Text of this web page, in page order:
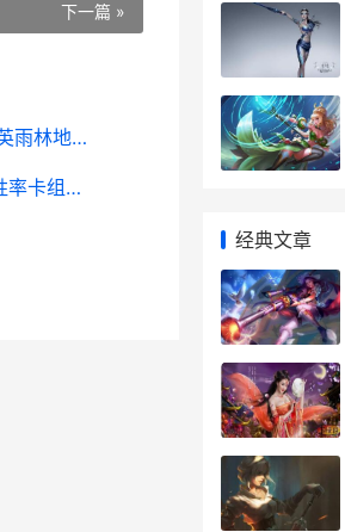
下一篇 »
与平精英雨林猎影皮肤好不好 和平精英雨林地图枪械搭配推荐
《炉石传说》托尔巴拉德之战乱斗高胜率卡组如何组合 炉石传说托奇攻略
经典文章